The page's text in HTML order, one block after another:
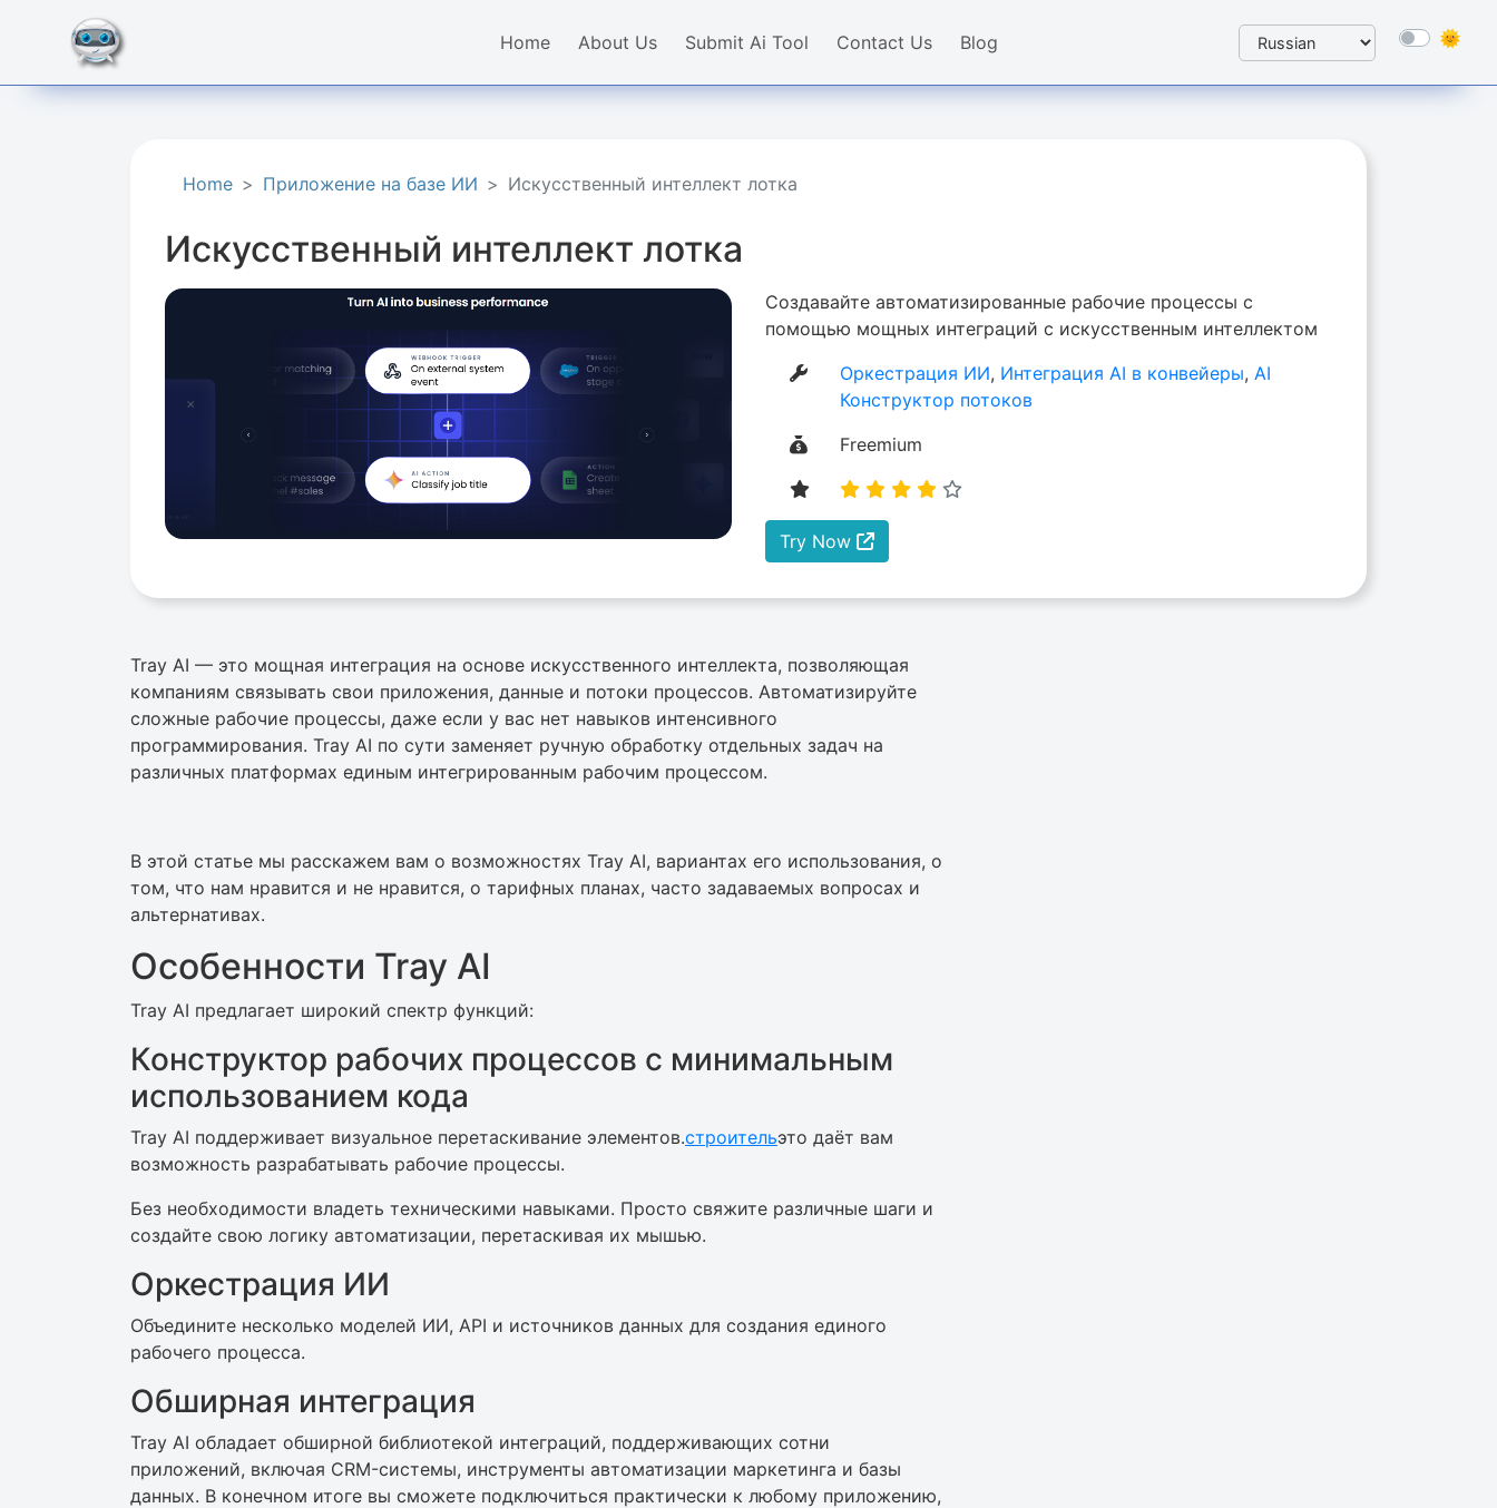
Home About Us Submit Ai Tool Contact Us Blog
Home Приложение на базе ИИ Искусственный интеллект лотка
Искусственный интеллект лотка
Создавайте автоматизированные рабочие процессы с
помощью мощных интеграций с искусственным интеллектом
Оркестрация ИИ, Интеграция AI в конвейеры,AI
Конструктор потоков
Freemium
Try Now
Tray AI — это мощная интеграция на основе искусственного интеллекта, позволяющая
компаниям связывать свои приложения, данные и потоки процессов. Автоматизируйте
сложные рабочие процессы, даже если у вас нет навыков интенсивного
программирования. Tray AI по сути заменяет ручную обработку отдельных задач на
различных платформах единым интегрированным рабочим процессом.
В этой статье мы расскажем вам о возможностях Tray AI, вариантах его использования, о
том, что нам нравится и не нравится, о тарифных планах, часто задаваемых вопросах и
альтернативах.
Особенности Tray AI
Tray AI предлагает широкий спектр функций:
Конструктор рабочих процессов с минимальным
использованием кода
Tray AI поддерживает визуальное перетаскивание элементов.строительэто даёт вам
возможность разрабатывать рабочие процессы.
Без необходимости владеть техническими навыками. Просто свяжите различные шаги и
создайте свою логику автоматизации, перетаскивая их мышью.
Оркестрация ИИ
Объедините несколько моделей ИИ, API и источников данных для создания единого
рабочего процесса.
Обширная интеграция
Tray AI обладает обширной библиотекой интеграций, поддерживающих сотни
приложений, включая CRM-системы, инструменты автоматизации маркетинга и базы
данных. В конечном итоге вы сможете подключиться практически к любому приложению,